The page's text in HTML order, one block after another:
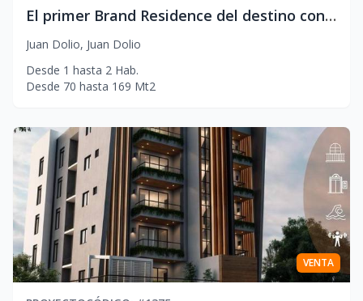
El primer Brand Residence del destino con gestion hotelera internacional. Una propuesta frente al mar creada para disfrutar e invertir.
Juan Dolio, Juan Dolio
Desde 1 hasta 2 Hab.
Desde 70 hasta 169 Mt2
VENTA